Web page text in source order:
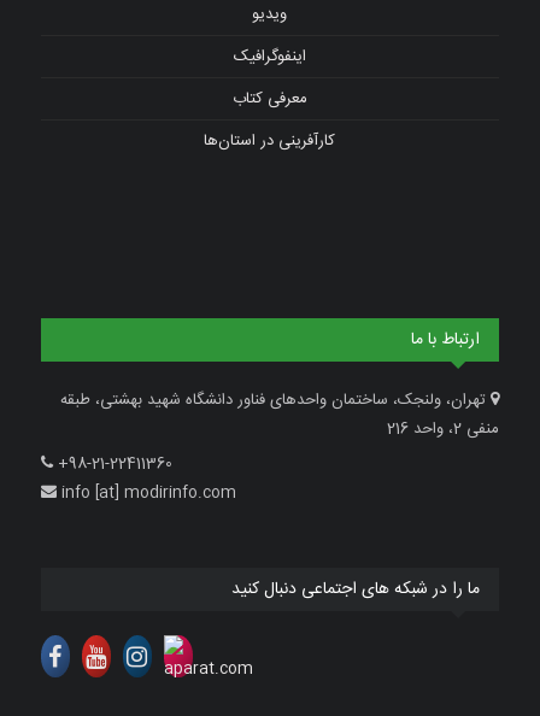
ویدیو
اینفوگرافیک
معرفی کتاب
کارآفرینی در استان‌ها
ارتباط با ما
تهران، ولنجک، ساختمان واحدهای فناور دانشگاه شهید بهشتی، طبقه
منفی 2، واحد 216
+98-21-22411360
info [at] modirinfo.com
ما را در شبکه های اجتماعی دنبال کنید